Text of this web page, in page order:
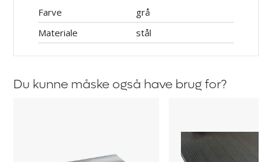
Farve
grå
Materiale
stål
Du kunne måske også have brug for?